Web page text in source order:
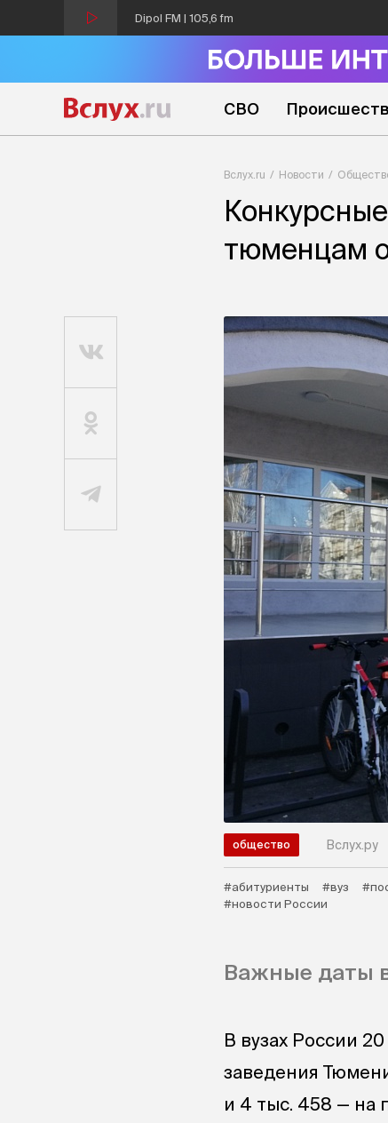
Dipol FM | 105,6 fm
СВО
Вслух.ru Новости
тюменцам
общество Вслух.ру
#абитуриенты #вуз
#новости России
Важные даты
В вузах России
заведения
и 4 тыс. 458 — на